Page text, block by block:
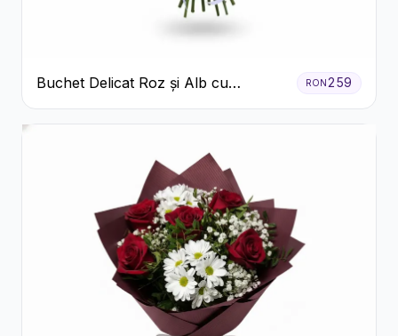
Buchet Delicat Roz și Alb cu
Trandafiri și Lisianthus
RON259